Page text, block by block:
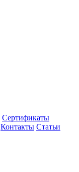
Сертификаты
Контакты Статьи